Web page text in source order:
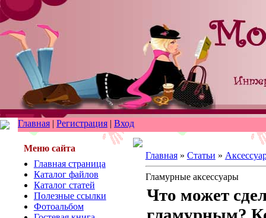
Главная | Регистрация | Вход
Меню сайта
Главная страница
Каталог файлов
Каталог статей
Полезные ссылки
Фотоальбом
Главная» Статьи »
Гламурные аксессуары
Что может